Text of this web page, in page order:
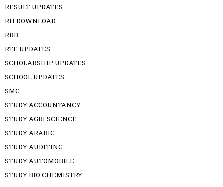
RESULT UPDATES
RH DOWNLOAD
RRB
RTE UPDATES
SCHOLARSHIP UPDATES
SCHOOL UPDATES
SMC
STUDY ACCOUNTANCY
STUDY AGRI SCIENCE
STUDY ARABIC
STUDY AUDITING
STUDY AUTOMOBILE
STUDY BIO CHEMISTRY